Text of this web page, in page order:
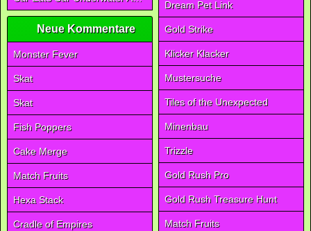
Neue Kommentare
Monster Fever
Skat
Skat
Fish Poppers
Cake Merge
Match Fruits
Hexa Stack
Cradle of Empires
Dream Pet Link
Gold Strike
Klicker Klacker
Mustersuche
Tiles of the Unexpected
Minenbau
Trizzle
Gold Rush Pro
Gold Rush Treasure Hunt
Match Fruits